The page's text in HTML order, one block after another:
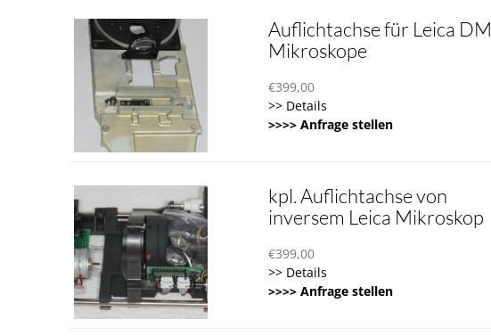
Auflichtachse für Leica DM
Mikroskope
€399,00
>> Details
>>>> Anfrage stellen
kpl. Auflichtachse von
inversem Leica Mikroskop
€399,00
>> Details
>>>> Anfrage stellen